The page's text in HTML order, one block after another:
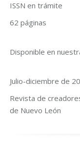
ISSN en trámite
62 páginas
Disponible en
Julio-diciembre de
Revista de
de Nuevo León